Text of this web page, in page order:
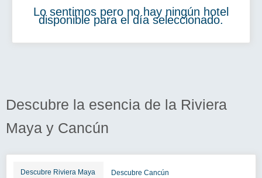
Entradas/Ocio
Lo sentimos pero no hay ningún hotel
disponible para el día seleccionado.
Descubre la esencia de la Riviera
Maya y Cancún
Descubre Riviera Maya Descubre Cancún